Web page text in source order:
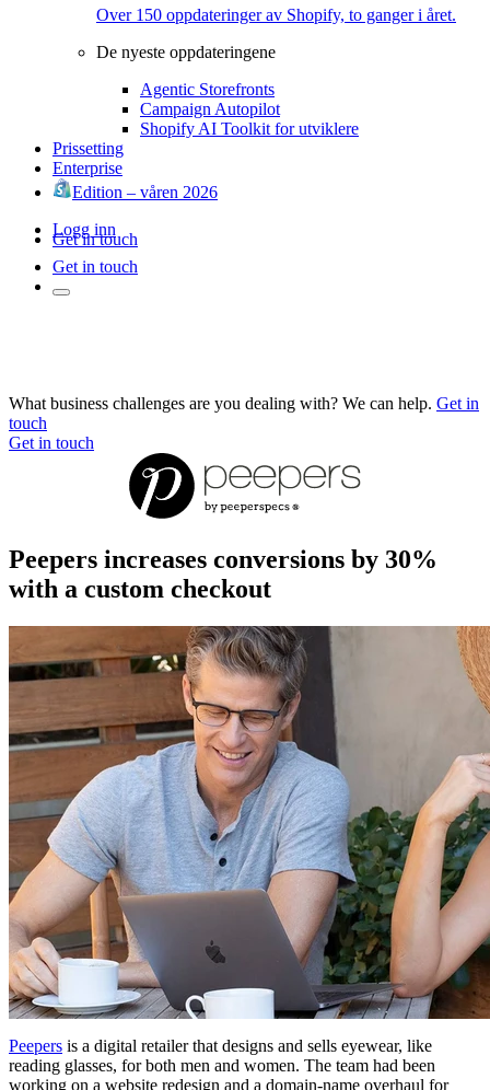
Over 150 oppdateringer av Shopify, to ganger i året.
De nyeste oppdateringene
Agentic Storefronts
Campaign Autopilot
Shopify AI Toolkit for utviklere
Prissetting
Enterprise
Edition – våren 2026
Logg inn
Get in touch
Get in touch
What business challenges are you dealing with? We can help. Get in
touch
Get in touch
Peepers increases conversions by 30%
with a custom checkout
Peepers is a digital retailer that designs and sells eyewear, like
reading glasses, for both men and women. The team had been
working on a website redesign and a domain-name overhaul for